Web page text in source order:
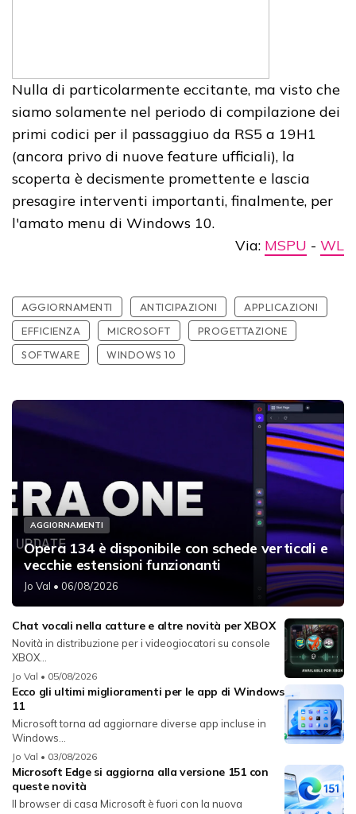
Nulla di particolarmente eccitante, ma visto che
siamo solamente nel periodo di compilazione dei
primi codici per il passaggiuo da RS5 a 19H1
(ancora privo di nuove feature ufficiali), la
scoperta è decismente promettente e lascia
presagire interventi importanti, finalmente, per
l'amato menu di Windows 10.
Via: MSPU - WL
AGGIORNAMENTI ANTICIPAZIONI
APPLICAZIONI
EFFICIENZA
MICROSOFT
PROGETTAZIONE
SOFTWARE
WINDOWS 10
AGGIORNAMENTI
Opera 134 è disponibile con schede verticali e
vecchie estensioni funzionanti
Jo Val • 06/08/2026
Chat vocali nella catture e altre novità per XBOX
Novità in distribuzione per i videogiocatori su console
XBOX...
Jo Val • 05/08/2026
Ecco gli ultimi miglioramenti per le app di Windows
11
Microsoft torna ad aggiornare diverse app incluse in
Windows...
Jo Val • 03/08/2026
Microsoft Edge si aggiorna alla versione 151 con
queste novità
Il browser di casa Microsoft è fuori con la nuova